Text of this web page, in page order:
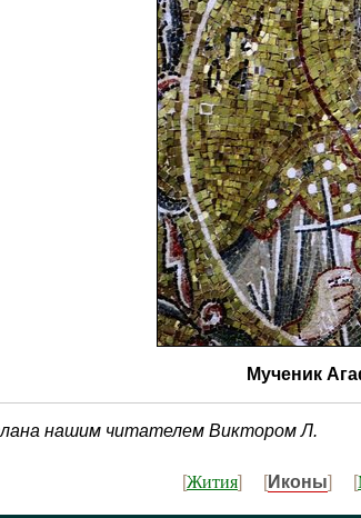
Мученик
нашим читателем Виктором Л.
[Жития] [Иконы] [